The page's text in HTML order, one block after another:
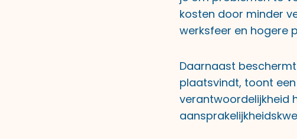
kosten door minder
werksfeer en hogere
Daarnaast
plaatsvindt, toont
verantwoordelijkheid